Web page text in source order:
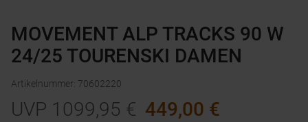
MOVEMENT ALP TRACKS 90 W
24/25 TOURENSKI DAMEN
Artikelnummer: 70602220
UVP 1099,95 € 449,00 €